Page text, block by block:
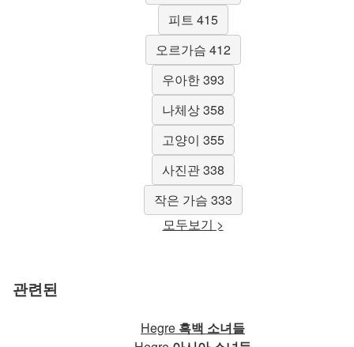
피트 415
오르가슴 412
우아한 393
나체상 358
고양이 355
사진관 338
작은 가슴 333
모두보기 >
관련된
Hegre 흑백 소녀들